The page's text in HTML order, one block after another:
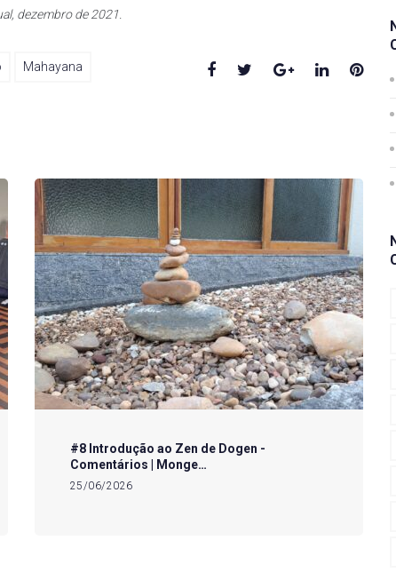
dezembro de 2021.
Mahayana Facebook
TwitterGoogle+LinkedIn
#8 Introdução ao Zen de Dogen -
Comentários | Monge…
25/06/2026